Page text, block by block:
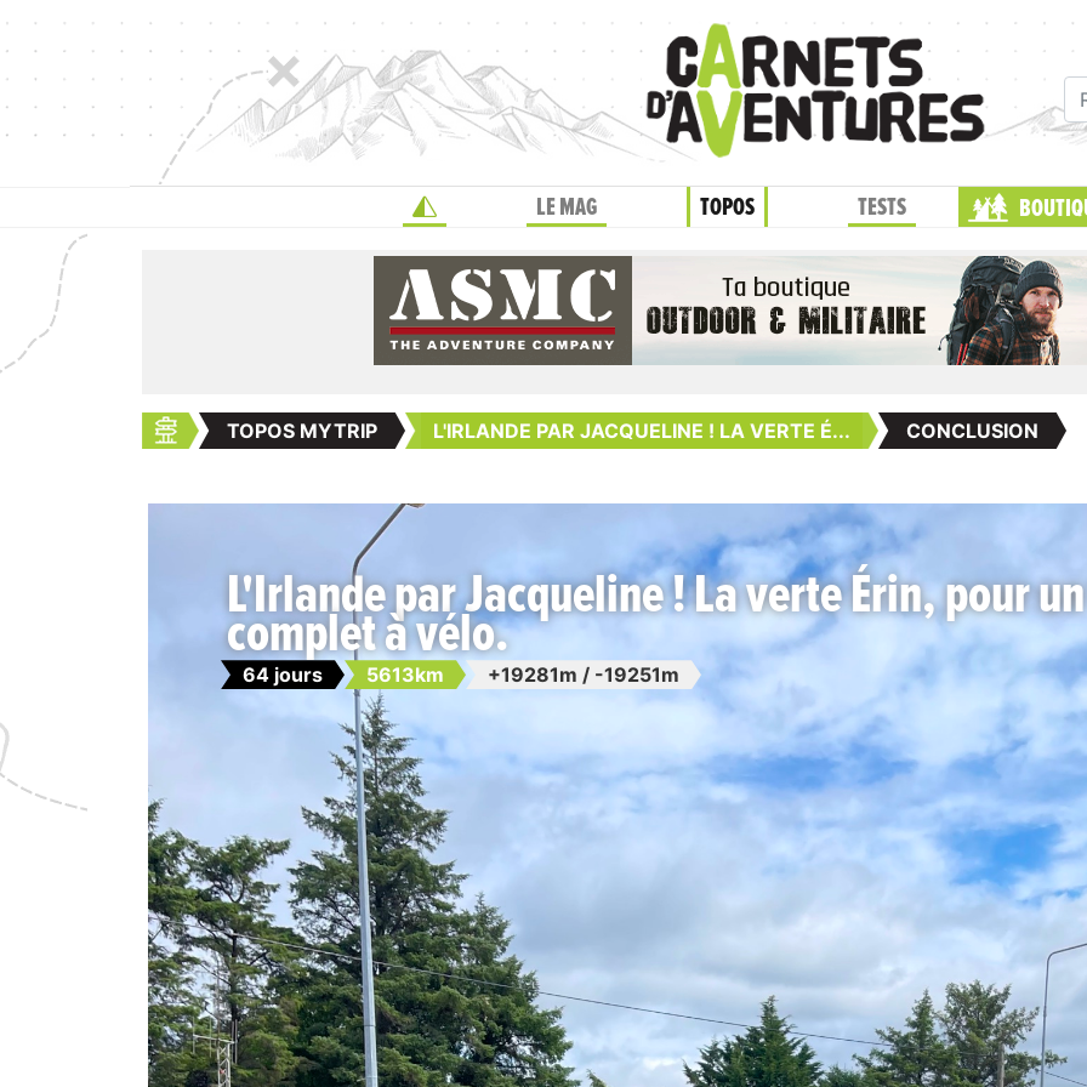
LE MAG TOPOS TESTS
TOPOS MYTRIP L'IRLANDE PAR JACQUELINE ! LA VERTE É... CONCLUSION
L'Irlande par Jacqueline ! La verte Érin, pour
complet à vélo.
64 jours 5613km +19281m / -19251m